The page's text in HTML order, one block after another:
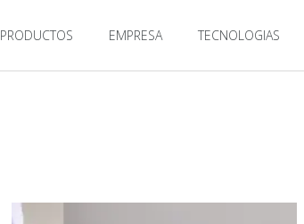
PRODUCTOS EMPRESA TECNOLOGIAS